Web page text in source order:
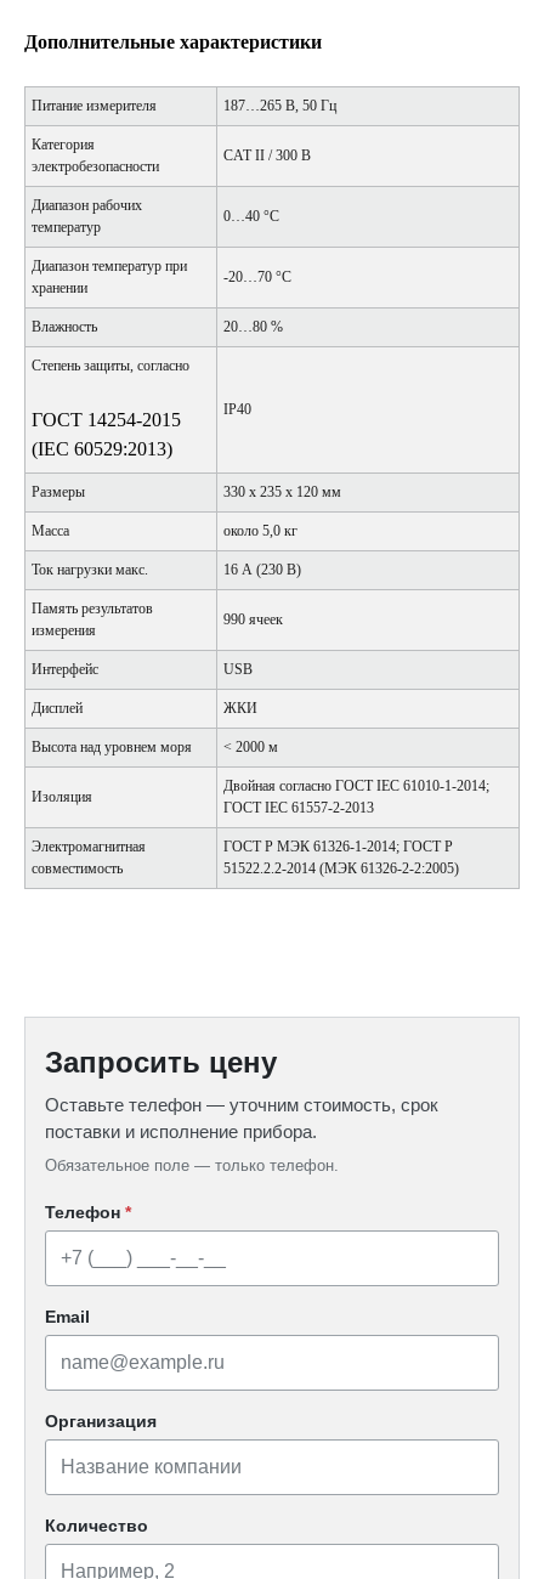
Дополнительные характеристики
Питание измерителя 187…265 В, 50 Гц
Категория
электробезопасности
CAT II / 300 В
Диапазон рабочих
температур
0…40 °C
Диапазон температур при
хранении
-20…70 °C
Влажность 20…80 %
Степень защиты, согласно
ГОСТ 14254-2015
(IEC 60529:2013)
IP40
Размеры 330 x 235 x 120 мм
Масса около 5,0 кг
Ток нагрузки макс. 16 А (230 В)
Память результатов
измерения
990 ячеек
Интерфейс USB
Дисплей ЖКИ
Высота над уровнем моря ˂ 2000 м
Изоляция
Двойная согласно ГОСТ IEC 61010-1-2014;
ГОСТ IEC 61557-2-2013
Электромагнитная
совместимость
ГОСТ Р МЭК 61326-1-2014; ГОСТ Р
51522.2.2-2014 (МЭК 61326-2-2:2005)
Запросить цену
Оставьте телефон — уточним стоимость, срок
поставки и исполнение прибора.
Обязательное поле — только телефон.
Телефон *
Email
Организация
Количество